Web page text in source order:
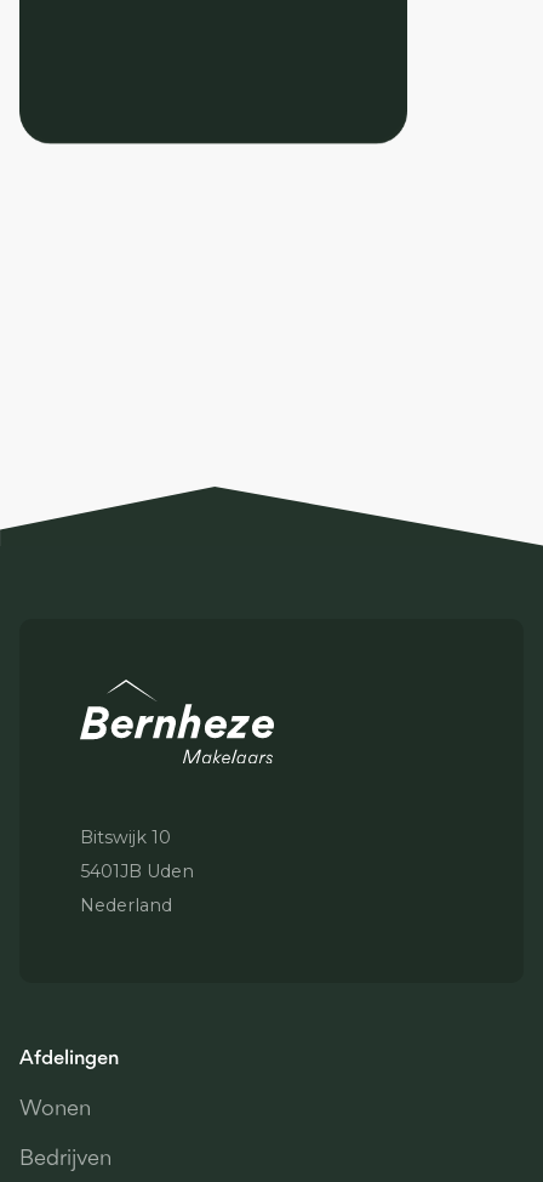
Bitswijk 10
5401JB Uden
Nederland
Afdelingen
Wonen
Bedrijven